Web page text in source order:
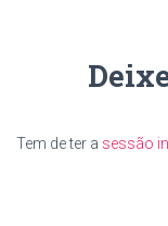
Tem de ter a sessão